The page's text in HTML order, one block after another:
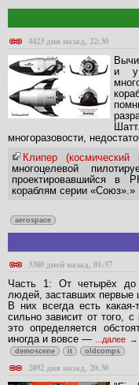
4423 дня назад, 22:30
и у
многоразовости,
Клипер
многоцелевой
проектировавшийся в
3380 дней назад, 01:57
Часть 1: От четырёх до
людей, заставших первые
В них всегда есть
сильно зависит от того,
это определяется
иногда и вовсе —...далее
demoscene it oldcomps